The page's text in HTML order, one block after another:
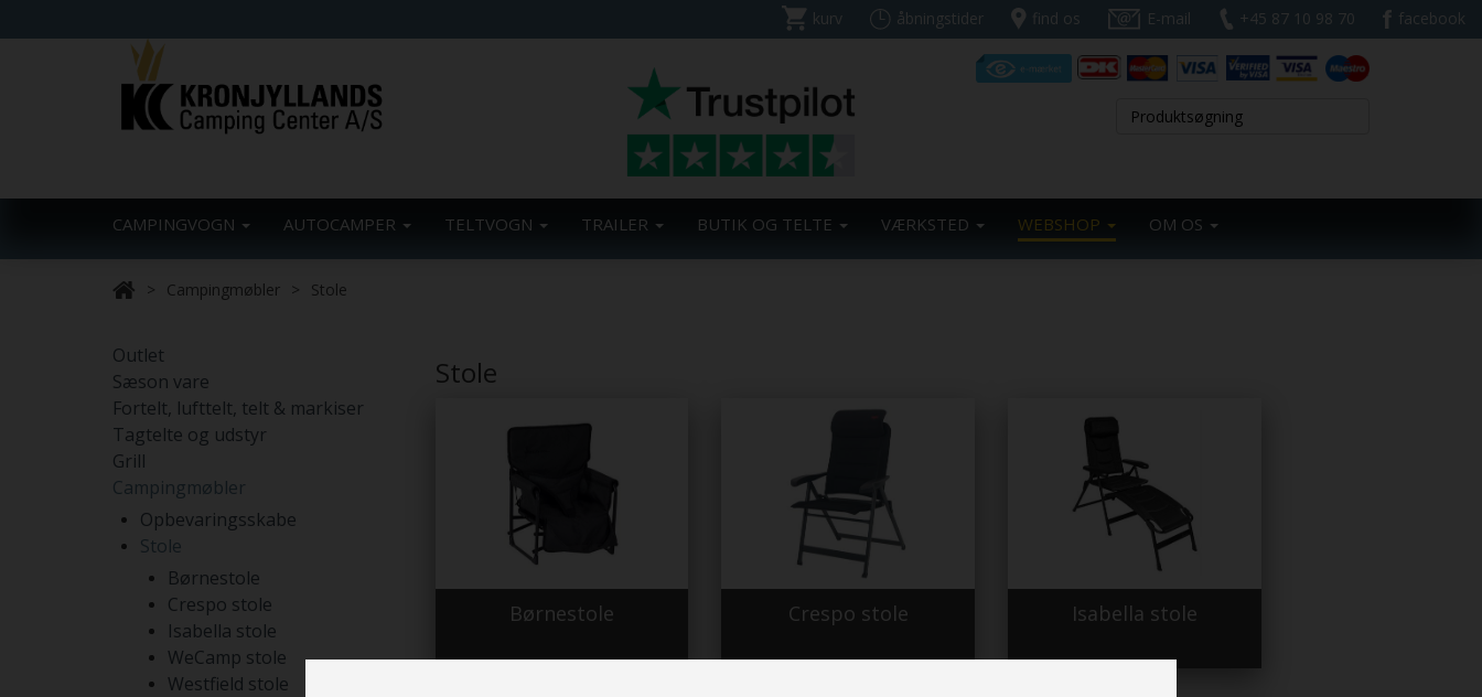
kurv åbningstider find os E-mail +45 87 10 98 70 facebook
CAMPINGVOGN AUTOCAMPER TELTVOGN TRAILER BUTIK OG TELTE VÆRKSTED WEBSHOP OM OS
Campingmøbler Stole
Outlet
Sæson vare
Fortelt, lufttelt, telt & markiser
Tagtelte og udstyr
Grill
Campingmøbler
Opbevaringsskabe
Stole
Børnestole
Crespo stole
Isabella stole
WeCamp stole
Westfield stole
Stole
Børnestole Crespo stole Isabella stole